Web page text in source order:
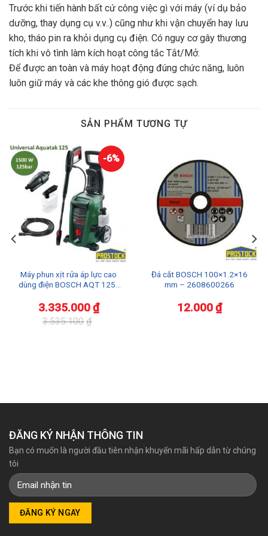
Trước khi tiến hành bất cứ công việc gì với máy (ví dụ bảo
dưỡng, thay dụng cụ v.v..) cũng như khi vận chuyển hay lưu
kho, tháo pin ra khỏi dụng cụ điện. Có nguy cơ gây thương
tích khi vô tình làm kích hoạt công tắc Tắt/Mở.
Để được an toàn và máy hoạt động đúng chức năng, luôn
luôn giữ máy và các khe thông gió được sạch.
SẢN PHẨM TƯƠNG TỰ
-6%
Máy phun xịt rửa áp lực cao
dùng điện BOSCH AQT 125 |
3.535.100 ₫
3.335.000₫
Đá cắt BOSCH 100×1.2×16
mm – 2608600266
12.000₫
ĐĂNG KÝ NHẬN THÔNG TIN
Bạn có muốn là người đầu tiên nhận khuyến mãi hấp dẫn từ chúng
tôi